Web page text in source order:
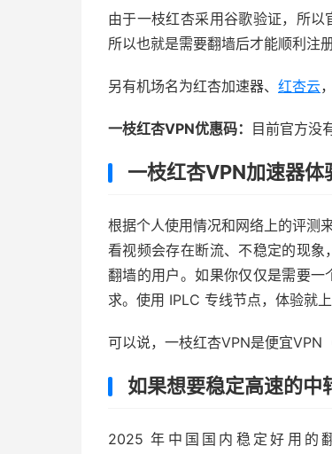
由于一枝红杏采用谷歌验证，所以
所以也就是需要翻墙后才能顺利注
另有机场名为红杏加速器、 红杏云
一枝红杏VPN优惠码： 目前官方没
一枝红杏VPN加速器体
根据个人使用情况和网络上的评测
看视频会存在断流、不稳定的现
翻墙的用户。如果你仅仅是需要
求。使用 IPLC 专线节点，体验就
可以说，一枝红杏VPN是便宜VPN
如果想要稳定高速的中
2025 年中国国内稳定好用的